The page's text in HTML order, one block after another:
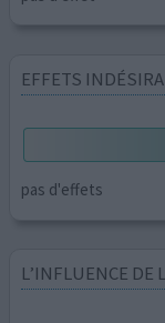
EFFETS
pas d'effets
L’INFLUENCE DE